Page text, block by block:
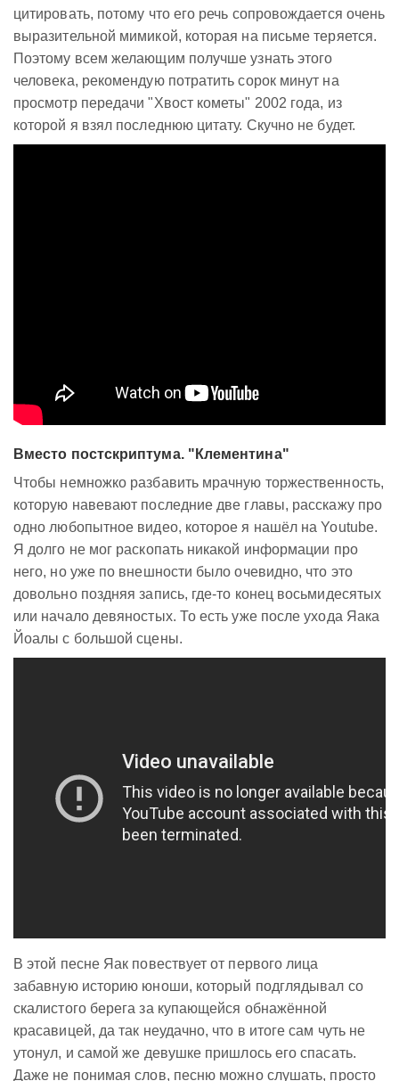
цитировать, потому что его речь сопровождается очень
выразительной мимикой, которая на письме теряется.
Поэтому всем желающим получше узнать этого
человека, рекомендую потратить сорок минут на
просмотр передачи "Хвост кометы" 2002 года, из
которой я взял последнюю цитату. Скучно не будет.
Вместо постскриптума. "Клементина"
Чтобы немножко разбавить мрачную торжественность,
которую навевают последние две главы, расскажу про
одно любопытное видео, которое я нашёл на Youtube.
Я долго не мог раскопать никакой информации про
него, но уже по внешности было очевидно, что это
довольно поздняя запись, где-то конец восьмидесятых
или начало девяностых. То есть уже после ухода Яака
Йоалы с большой сцены.
В этой песне Яак повествует от первого лица
забавную историю юноши, который подглядывал со
скалистого берега за купающейся обнажённой
красавицей, да так неудачно, что в итоге сам чуть не
утонул, и самой же девушке пришлось его спасать.
Даже не понимая слов, песню можно слушать, просто